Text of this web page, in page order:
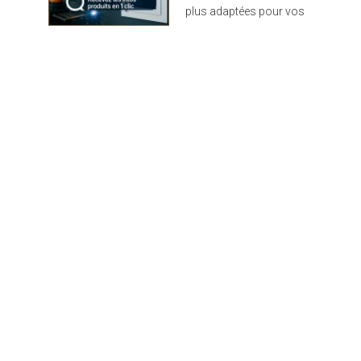
plus adaptées pour vos